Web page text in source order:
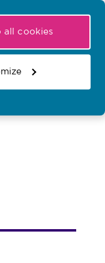
all cookies
register
Basket
website